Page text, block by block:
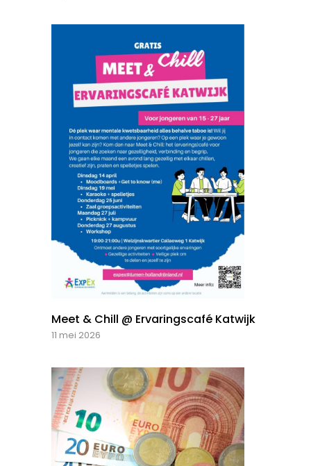
Meet & Chill @ Ervaringscafé Katwijk
11 mei 2026